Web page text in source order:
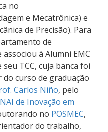
no
e Mecatrônica) e
de Precisão). Para
de
à Alumni EMC
TCC, cuja banca foi
curso de graduação
Carlos Niño, pelo
de Inovação em
no POSMEC,
do trabalho,